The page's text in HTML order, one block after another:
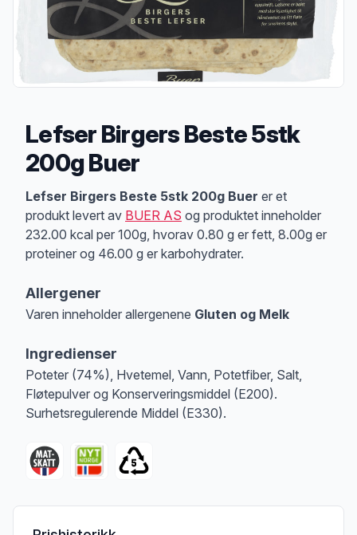
Lefser Birgers Beste 5stk
200g Buer
Produktbeskrivelse
Lefser Birgers Beste 5stk 200g Buer er et
produkt levert av BUER AS og produktet inneholder
232.00 kcal per 100g, hvorav 0.80 g er fett, 8.00g er
proteiner og 46.00 g er karbohydrater.
Allergener
Varen inneholder allergenene Gluten og Melk
Ingredienser
Poteter (74%), Hvetemel, Vann, Potetfiber, Salt,
Fløtepulver og Konserveringsmiddel (E200).
Surhetsregulerende Middel (E330).